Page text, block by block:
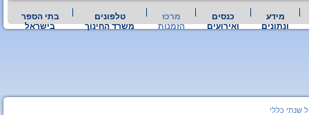
מידע
ונתונים
כנסים
ואירועים
מרכז
הזמנות
טלפונים
משרד החינוך
בתי הספר
בישראל
שנתי כללי